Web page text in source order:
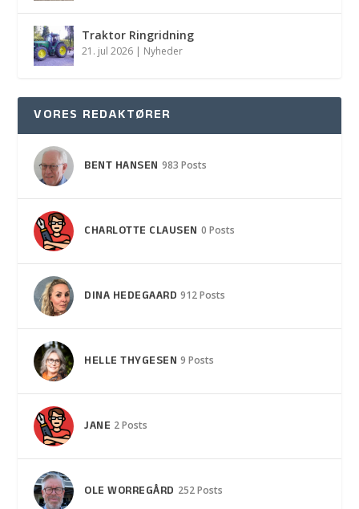
Traktor Ringridning
21. jul 2026 | Nyheder
VORES REDAKTØRER
BENT HANSEN 983 Posts
CHARLOTTE CLAUSEN 0 Posts
DINA HEDEGAARD 912 Posts
HELLE THYGESEN 9 Posts
JANE 2 Posts
OLE WORREGÅRD 252 Posts